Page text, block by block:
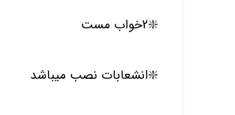
❇️2خواب مست
❇️انشعابات نصب میباشد